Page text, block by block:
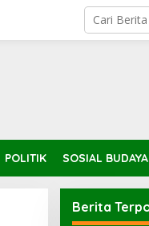
POLITIK SOSIAL BUDAYA
Berita